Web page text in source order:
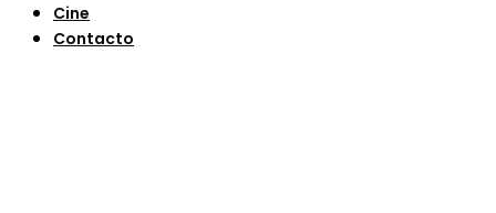
Cine
Contacto